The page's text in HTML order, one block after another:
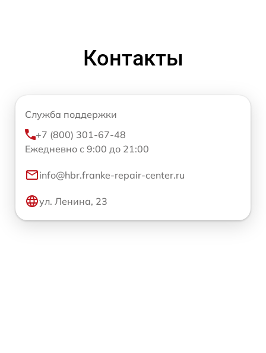
Контакты
Служба поддержки
+7 (800) 301-67-48
Ежедневно с 9:00 до 21:00
info@hbr.franke-repair-center.ru
ул. Ленина, 23